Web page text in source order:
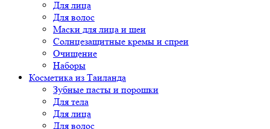
Для лица
Для волос
Маски для лица и шеи
Солнцезащитные кремы и спреи
Очищение
Наборы
Косметика из Таиланда
Зубные пасты и порошки
Для тела
Для лица
Для волос